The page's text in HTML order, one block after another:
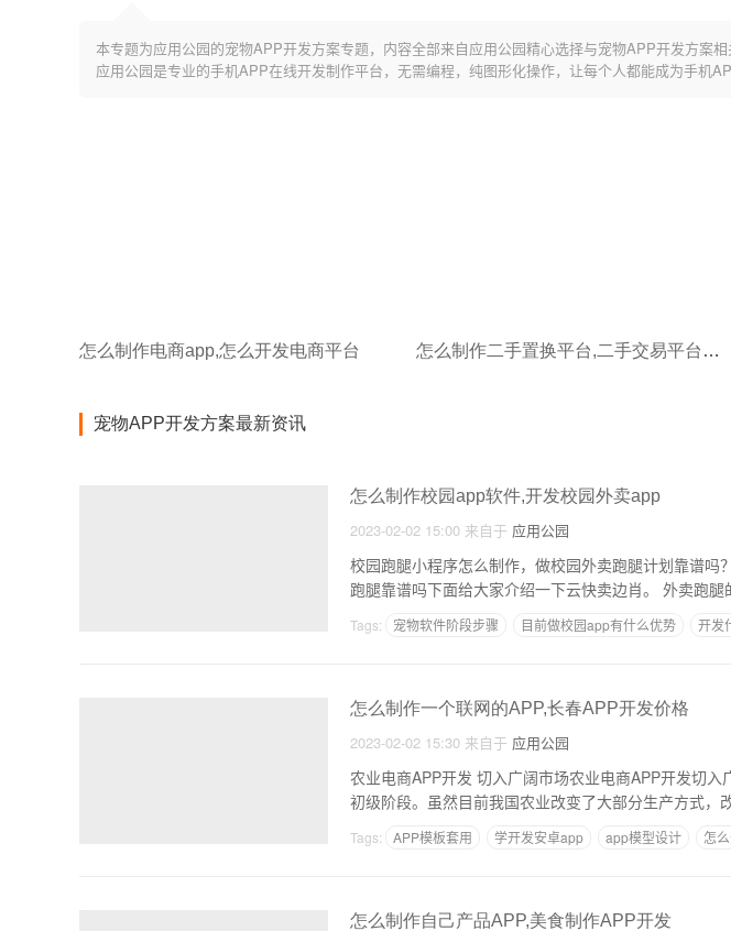
本专题为应用公园的宠物APP开发方案专题，内容全部来自应用公园精心选择与宠物APP开发方案相
应用公园是专业的手机APP在线开发制作平台，无需编程，纯图形化操作，让每个人都能成为手机
怎么制作电商app,怎么开发电商平台 怎么制作二手置换平台,二手交易平台软件开发
宠物APP开发方案最新资讯
怎么制作校园app软件,开发校园外卖app
2023-02-02 15:00 来自于 应用公园
校园跑腿小程序怎么制作，做校园外卖跑腿计划靠谱
跑腿靠谱吗下面
Tags: 宠物软件阶段步骤 目前做校园app有什么优势 开发
怎么制作一个联网的APP,长春APP开发价格
2023-02-02 15:30 来自于 应用公园
农业电商APP开发 切入广阔市场农业电商APP开发切入广阔市场 中国一直是一个农业大国，但农
初级阶段。虽然目前我国农业改变了大部分生产方式，
Tags: APP模板套用 学开发安卓app app模型设计 怎
怎么制作自己产品APP,美食制作APP开发